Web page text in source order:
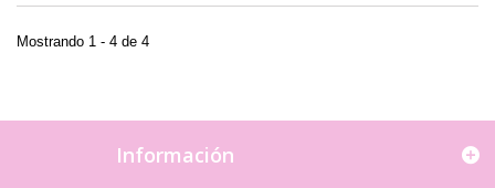
Mostrando 1 - 4 de 4
Información